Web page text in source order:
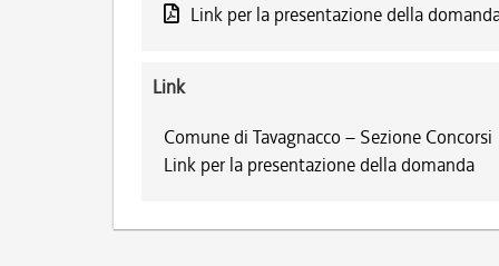
Link per la presentazione della
Link
Comune di Tavagnacco – Sezione Concorsi
Link per la presentazione della domanda